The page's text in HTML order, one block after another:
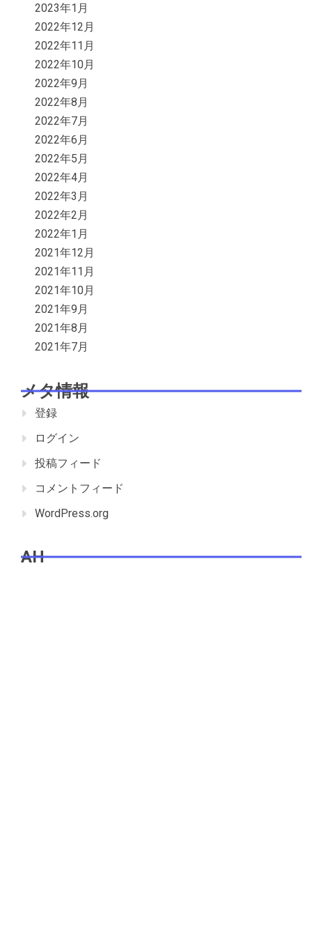
2023年1月
2022年12月
2022年11月
2022年10月
2022年9月
2022年8月
2022年7月
2022年6月
2022年5月
2022年4月
2022年3月
2022年2月
2022年1月
2021年12月
2021年11月
2021年10月
2021年9月
2021年8月
2021年7月
メタ情報
登録
ログイン
投稿フィード
コメントフィード
WordPress.org
AH